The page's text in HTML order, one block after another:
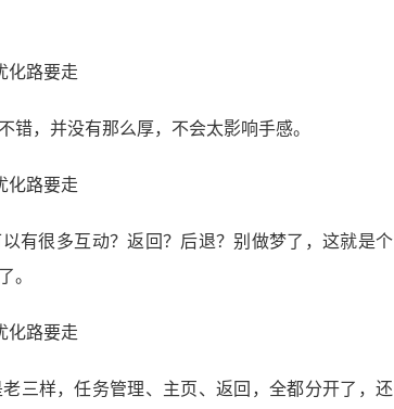
错，并没有那么厚，不会太影响手感。
有很多互动？返回？后退？别做梦了，这就是个
。
三样，任务管理、主页、返回，全都分开了，还